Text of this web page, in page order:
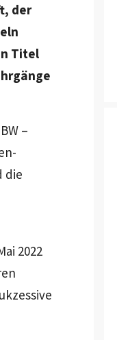
der
Titel
–
die
2022